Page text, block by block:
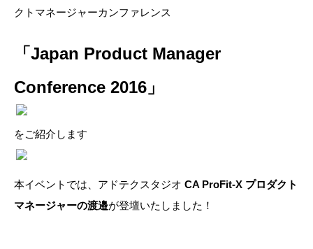
クトマネージャーカンファレンス
「Japan Product Manager
Conference 2016」
をご紹介します
本イベントでは、アドテクスタジオ CA ProFit-X プロダクト
マネージャーの渡邉が登壇いたしました！